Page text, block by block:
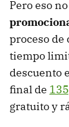
Pero eso
proceso de
tiempo
descuento
final de
gratuito y